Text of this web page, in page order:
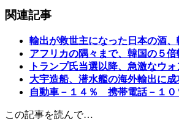
関連記事
輸出が救世主になった日本の酒
アフリカの隅々まで、韓国の５
トランプ氏当選以降、急激なウ
大宇造船、潜水艦の海外輸出に
自動車－１４％ 携帯電話－１０
この記事を読んで…